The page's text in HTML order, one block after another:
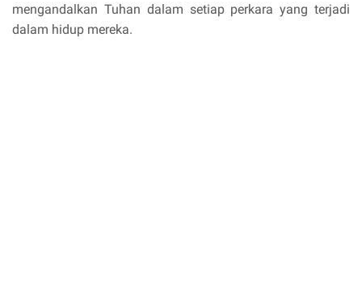
mengandalkan Tuhan dalam setiap perkara yang terjadi
dalam hidup mereka.